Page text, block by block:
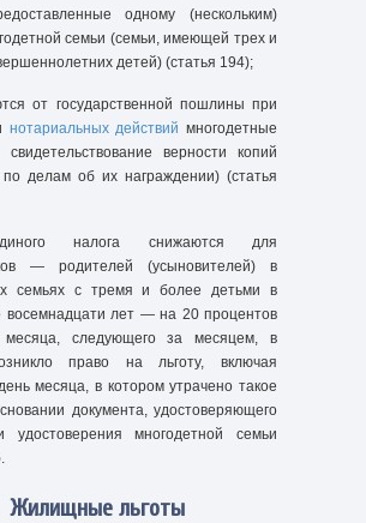
одному (нескольким)
семьи (семьи, имеющей трех и
детей) (статья 194);
от государственной пошлины при
нотариальных действий многодетные
верности копий
по делам об их награждении) (статья
налога снижаются для
— родителей (усыновителей) в
семьях с тремя и более детьми в
восемнадцати лет — на 20 процентов
следующего за месяцем, в
право на льготу, включая
месяца, в котором утрачено такое
документа, удостоверяющего
удостоверения многодетной семьи
Жилищные льготы